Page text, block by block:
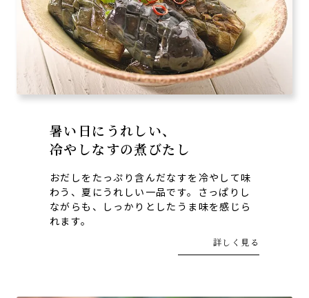
暑い日にうれしい、
冷やしなすの煮びたし
おだしをたっぷり含んだなすを冷やして味
わう、夏にうれしい一品です。さっぱりし
ながらも、しっかりとしたうま味を感じら
れます。
詳しく見る